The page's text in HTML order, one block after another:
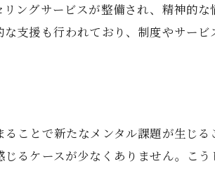
生活訓練とメンタル福祉サービスの
地域共生社会でのメンタル教育の役割
福祉現場でのメンタル教育の必要性
多様な障害に対応するメンタルサポー
ングサービスが整備され、精神的
支援も行われており、制度やサー
ことで新たなメンタル課題が生じ
るケースが少なくありません。こ